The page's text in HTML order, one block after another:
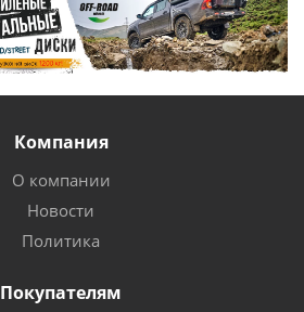
Компания
О компании
Новости
Политика
Покупателям